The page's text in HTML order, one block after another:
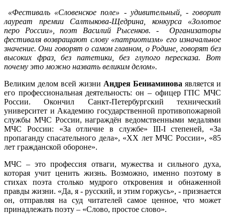
«Фестиваль «Словенское поле» - удивительный, - говорит
лауреат премии Салтыкова-Щедрина, конкурса «Золотое
перо России», поэт Василий Рысенков. - Организаторы
фестиваля возвращают слову «патриотизм» его изначальное
значение. Они говорят о самом главном, о Родине, говорят без
высоких фраз, без патетики, без глупого пересказа. Вот
почему это можно назвать великим делом».
Великим делом всей жизни Андрея Бениаминова является и
его профессиональная деятельность: он – офицер ГПС МЧС
России. Окончил Санкт-Петербургский технический
университет и Академию государственной противопожарной
службы МЧС России, награждён ведомственными медалями
МЧС России: «За отличие в службе» III-I степеней, «За
пропаганду спасательного дела», «XX лет МЧС России», «85
лет гражданской обороне».
МЧС – это профессия отваги, мужества и сильного духа,
которая учит ценить жизнь. Возможно, именно поэтому в
стихах поэта столько мудрого откровения и обнаженной
правды жизни. «Да, я - русский, и этим горжусь», - признается
он, отправляя на суд читателей самое ценное, что может
принадлежать поэту – «Слово, простое слово».